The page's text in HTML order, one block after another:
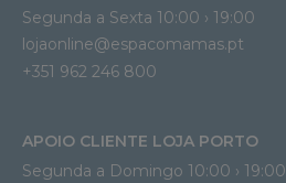
Segunda a Sexta 10:00 › 19:00
lojaonline@espacomamas.pt
+351 962 246 800
APOIO CLIENTE LOJA PORTO
Segunda a Domingo 10:00 › 19:00